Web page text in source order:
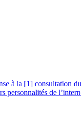
à la [1] consultation
personnalités de